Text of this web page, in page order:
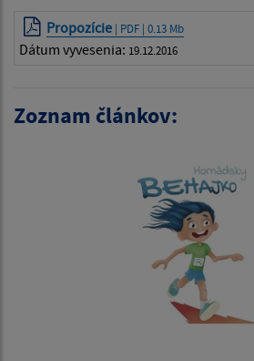
Propozície | PDF | 0.13 Mb
Dátum vyvesenia: 19.12.2016
Zoznam článkov: